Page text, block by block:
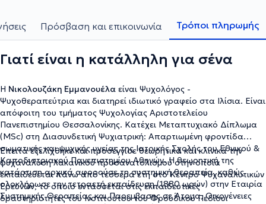
Πρόσβαση και επικοινωνία Τρόποι πληρωμής
Γιατί είναι η κατάλληλη για σένα
Η Νικολουζάκη Εμμανουέλα είναι Ψυχολόγος -
Ψυχοθεραπεύτρια και διατηρεί ιδιωτικό γραφείο στα Ιλίσια. Είναι
απόφοιτη του τμήματος Ψυχολογίας Αριστοτελείου
Πανεπιστημίου Θεσσαλονίκης. Κατέχει Μεταπτυχιακό Δίπλωμα
(MSc) στη Διασυνδετική Ψυχιατρική: Απαρτιωμένη φροντίδα
σωματικής και ψυχικής υγείας της Ιατρικής Σχολής του Εθνικού &
Καποδιστριακού Πανεπιστημίου Αθηνών. Η θεωρητική της
κατάρτιση αρχικά αφορούσε τη συστημική θεραπεία, καθώς
ολοκλήρωσε την τετραετή εκπαίδευση (1880 ωρών) στην Εταιρία
Συστημικής Θεραπείας και Παρεμβασης σε Άτομα, Οικογένειες
Έπειτα εξελίχθηκε και προσέγγισε θεωρητικά και κλινικά την
ψυχανάλυση λακανικού προσανατολισμού στην οποία
εκπαιδεύεται πάνω από τέσσερα έτη στο Κέντρο Ψυχαναλυτικών
Ερευνών, το οποίο εντάσσεται στις εκπαιδευτικές
δραστηριότητες του Ινστιτούτου του Φροϋδικού Πεδίου.